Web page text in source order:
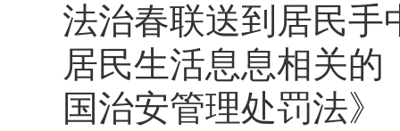
法治春联送到居民手
居民生活息息相关
国治安管理处罚法